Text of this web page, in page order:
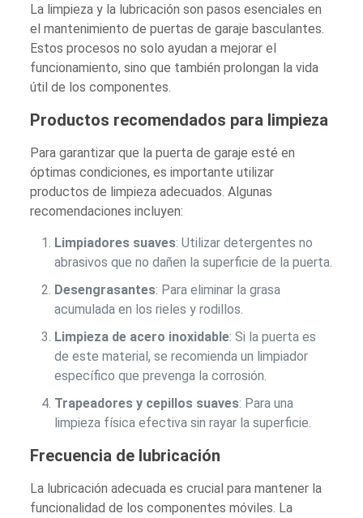
La limpieza y la lubricación son pasos esenciales en
el mantenimiento de puertas de garaje basculantes.
Estos procesos no solo ayudan a mejorar el
funcionamiento, sino que también prolongan la vida
útil de los componentes.
Productos recomendados para limpieza
Para garantizar que la puerta de garaje esté en
óptimas condiciones, es importante utilizar
productos de limpieza adecuados. Algunas
recomendaciones incluyen:
Limpiadores suaves: Utilizar detergentes no
abrasivos que no dañen la superficie de la puerta.
Desengrasantes: Para eliminar la grasa
acumulada en los rieles y rodillos.
Limpieza de acero inoxidable: Si la puerta es
de este material, se recomienda un limpiador
específico que prevenga la corrosión.
Trapeadores y cepillos suaves: Para una
limpieza física efectiva sin rayar la superficie.
Frecuencia de lubricación
La lubricación adecuada es crucial para mantener la
funcionalidad de los componentes móviles. La